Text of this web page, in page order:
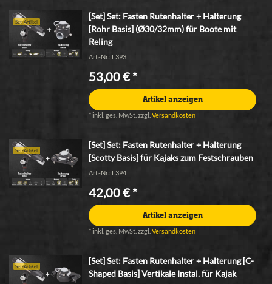
Set-Artikel
[Set] Set: Fasten Rutenhalter + Halterung
[Rohr Basis] (Ø30/32mm) für Boote mit
Reling
Art.-Nr.: L393
53,00 € *
Artikel anzeigen
* inkl. ges. MwSt. zzgl.Versandkosten
Set-Artikel
[Set] Set: Fasten Rutenhalter + Halterung
[Scotty Basis] für Kajaks zum Festschrauben
Art.-Nr.: L394
42,00 € *
Artikel anzeigen
* inkl. ges. MwSt. zzgl.Versandkosten
Set-Artikel
[Set] Set: Fasten Rutenhalter + Halterung [C-
Shaped Basis] Vertikale Instal. für Kajak